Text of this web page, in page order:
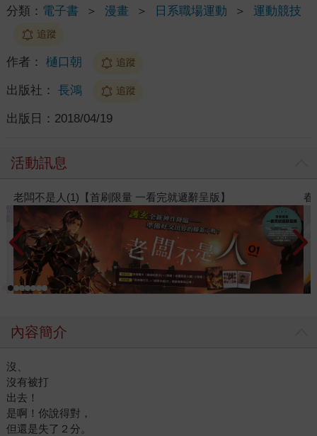
分類： 電子書 ＞ 漫畫 ＞ 日系職場運動 ＞ 運動競技
追蹤
作者： 樋口朝 追蹤
出版社： 長鴻 追蹤
出版日： 2018/04/19
活動訊息
老闆不是人(1)【首刷限量 一看完就遞辭呈版】 春
內容簡介
沒、
沒有被打
出去！
是啊！你說得對，
但還是失了２分。